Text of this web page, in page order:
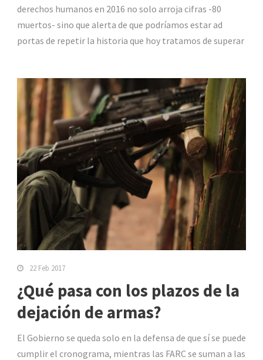
derechos humanos en 2016 no solo arroja cifras -80
muertos- sino que alerta de que podríamos estar ad
portas de repetir la historia que hoy tratamos de superar
22 Feb 2017
¿Qué pasa con los plazos de la
dejación de armas?
El Gobierno se queda solo en la defensa de que sí se puede
cumplir el cronograma, mientras las FARC se suman a las